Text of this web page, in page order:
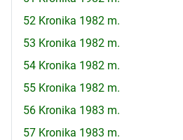
52 Kronika 1982 m.
53 Kronika 1982 m.
54 Kronika 1982 m.
55 Kronika 1982 m.
56 Kronika 1983 m.
57 Kronika 1983 m.